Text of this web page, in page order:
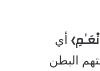
﴾
أي
البطن